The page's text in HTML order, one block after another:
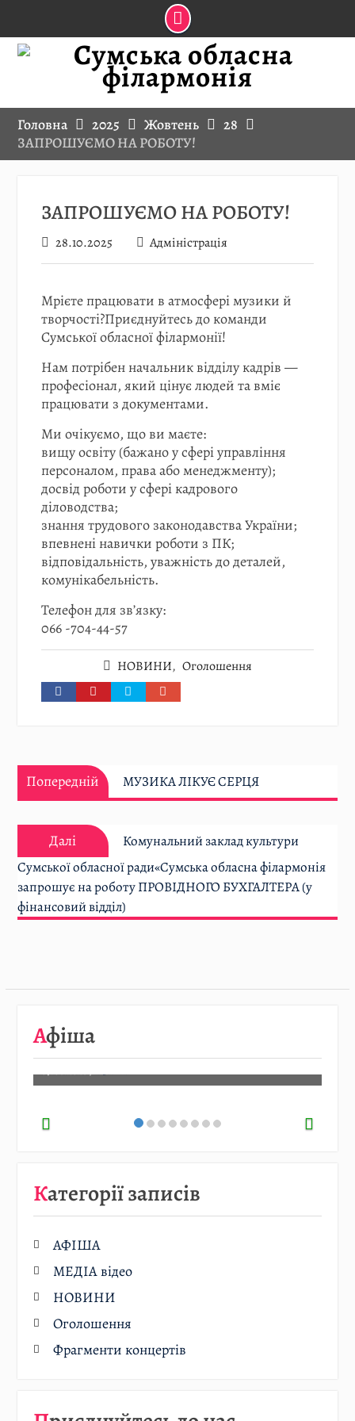
Skip
Головна 2025 Жовтень
28
ЗАПРОШУЄМО НА РОБОТУ!
ЗАПРОШУЄМО НА РОБОТУ!
28.10.2025 Адміністрація
Мрієте працювати в атмосфері музики й
творчості?Приєднуйтесь до команди
Сумської обласної філармонії!
Нам потрібен начальник відділу кадрів —
професіонал, який цінує людей та вміє
працювати з документами.
Ми очікуємо, що ви маєте:
вищу освіту (бажано у сфері управління
персоналом, права або менеджменту);
досвід роботи у сфері кадрового
діловодства;
знання трудового законодавства України;
впевнені навички роботи з ПК;
відповідальність, уважність до деталей,
комунікабельність.
Телефон для зв’язку:
066 -704-44-57
НОВИНИ, Оголошення
Навігація
записів
Попередній Попередній:
МУЗИКА ЛІКУЄ СЕРЦЯ
Далі Далі:
Комунальний заклад культури
Сумської обласної ради«Сумська обласна філармонія
запрошує на роботу ПРОВІДНОГО БУХГАЛТЕРА (у
фінансовий відділ)
Афіша
08.08
Детальніше…
Категорії записів
АФІША
МЕДІА відео
НОВИНИ
Оголошення
Фрагменти концертів